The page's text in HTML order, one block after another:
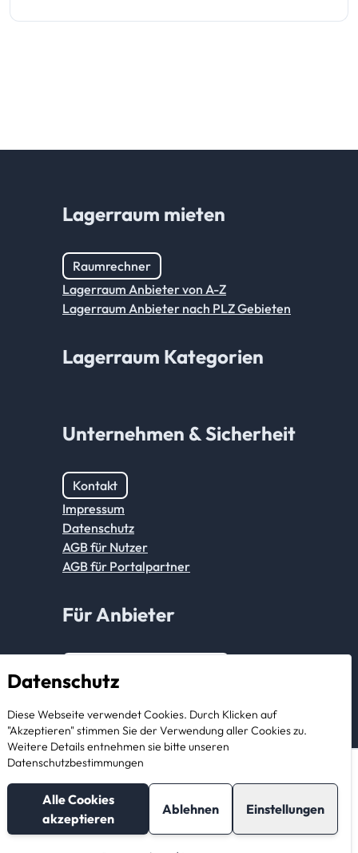
Nachricht
schreiben
Telefonnummer
anzeigen
Datenschutz
Diese Webseite verwendet Cookies. Durch Klicken auf
"Akzeptieren" stimmen Sie der Verwendung aller Cookies zu.
Weitere Details entnehmen sie bitte unseren
Datenschutzbestimmungen
Alle Cookies
akzeptieren
Ablehnen Einstellungen
Lagerraum mieten
Raumrechner
Lagerraum Anbieter von A-Z
Lagerraum Anbieter nach PLZ Gebieten
Lagerraum Kategorien
Unternehmen & Sicherheit
Kontakt
Impressum
Datenschutz
AGB für Nutzer
AGB für Portalpartner
Für Anbieter
Als Anbieter registrieren
© 2026 StorageBook GmbH. All rights reserved.